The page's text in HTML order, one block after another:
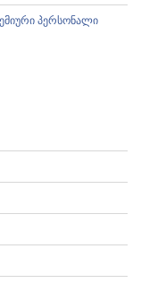
პერსონალი